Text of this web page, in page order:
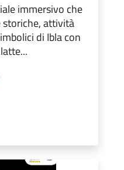
immersivo che
storiche, attività
di Ibla con